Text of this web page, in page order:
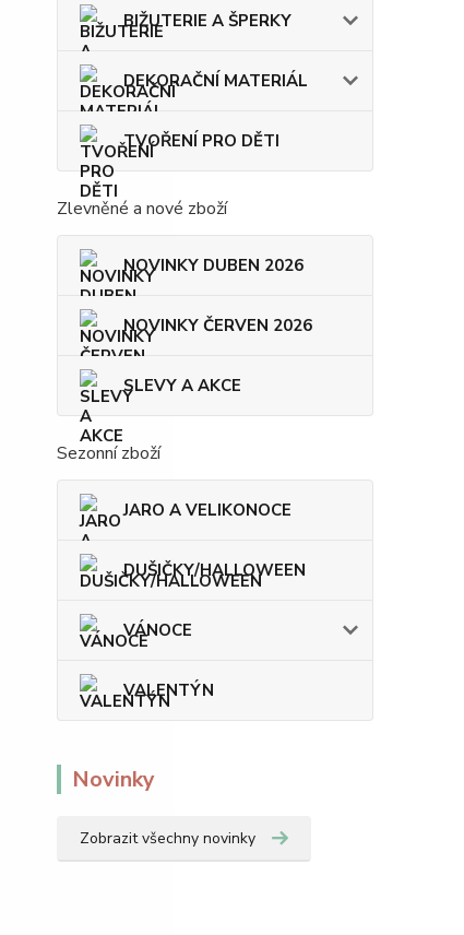
BIŽUTERIE A ŠPERKY
DEKORAČNÍ MATERIÁL
TVOŘENÍ PRO DĚTI
Zlevněné a nové zboží
NOVINKY DUBEN 2026
NOVINKY ČERVEN 2026
SLEVY A AKCE
Sezonní zboží
JARO A VELIKONOCE
DUŠIČKY/HALLOWEEN
VÁNOCE
VALENTÝN
Novinky
Zobrazit všechny novinky